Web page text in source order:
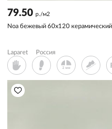
79.50 р./м2
Noa бежевый 60x120
Laparet Россия